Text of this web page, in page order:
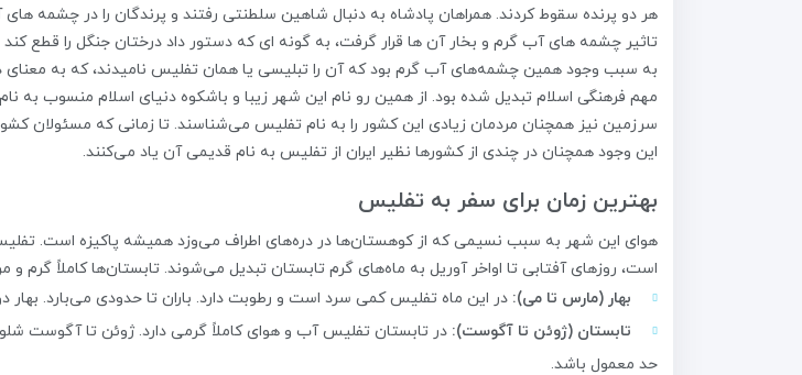
هر دو پرنده سقوط کردند. همراهان پادشاه به دنبال شاهین سلطنتی رفتند و پرندگان را در چشمه
تاثیر چشمه های آب گرم و بخار آن ها قرار گرفت، به گونه ای که دستور داد درختان جنگل را قطع
به سبب وجود همین چشمه‌های آب گرم بود که آن را تبلیسی یا همان تفلیس نامیدند، که به
مهم فرهنگی اسلام تبدیل شده بود. از همین رو نام این شهر زیبا و باشکوه دنیای اسلام منسوب به
سرزمین نیز همچنان مردمان زیادی این کشور را به نام تفلیس می‌شناسند. تا زمانی که مسئولان
این وجود همچنان در چندی از کشورها نظیر ایران از تفلیس به نام قدیمی آن یاد می‌کنند.
بهترین زمان برای سفر به تفلیس
هوای این شهر به سبب نسیمی که از کوهستان‌ها در دره‌های اطراف می‌وزد همیشه پاکیزه‌ است.
است، روزهای آفتابی تا اواخر آوریل به ماه‌های گرم تابستان تبدیل می‌شوند. تابستان‌ها کاملاً گرم
بهار (مارس تا می): در این ماه تفلیس کمی سرد است و رطوبت دارد. باران تا حدودی می‌بارد.
تابستان (ژوئن تا آگوست): در تابستان تفلیس آب و هوای کاملاً گرمی دارد. ژوئن تا آگوست
حد معمول باشد.